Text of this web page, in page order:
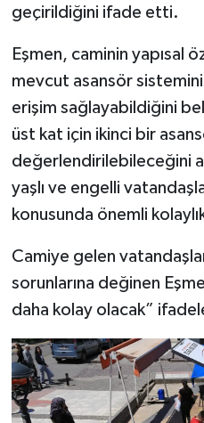
geçirildiğini ifade etti.
Eşmen, caminin yapısal
mevcut asansör
erişim sağlayabildiğini
üst kat için ikinci bir
değerlendirilebileceğini
yaşlı ve engelli
konusunda önemli
Camiye gelen
sorunlarına değinen
daha kolay olacak”